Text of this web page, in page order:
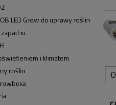
LED Grow do uprawy roślin
i klimatem
roślin